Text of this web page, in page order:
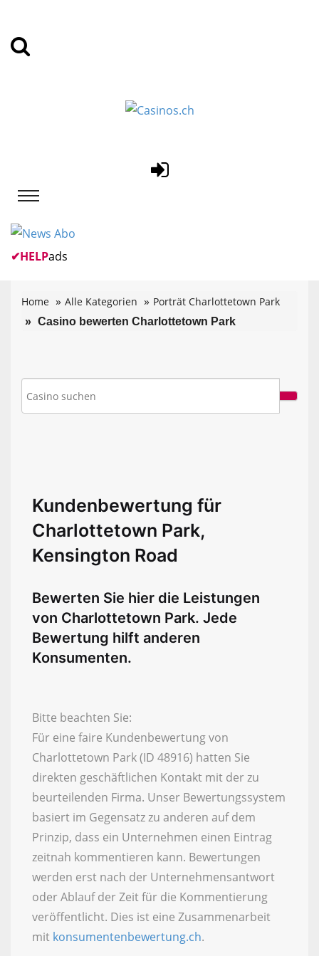
✔HELPads
Home Alle Kategorien Porträt Charlottetown Park
Casino bewerten Charlottetown Park
Kundenbewertung für
Charlottetown Park,
Kensington Road
Bewerten Sie hier die Leistungen
von Charlottetown Park. Jede
Bewertung hilft anderen
Konsumenten.
Bitte beachten Sie:
Für eine faire Kundenbewertung von
Charlottetown Park (ID 48916) hatten Sie
direkten geschäftlichen Kontakt mit der zu
beurteilenden Firma. Unser Bewertungssystem
basiert im Gegensatz zu anderen auf dem
Prinzip, dass ein Unternehmen einen Eintrag
zeitnah kommentieren kann. Bewertungen
werden erst nach der Unternehmensantwort
oder Ablauf der Zeit für die Kommentierung
veröffentlicht. Dies ist eine Zusammenarbeit
mit konsumentenbewertung.ch.